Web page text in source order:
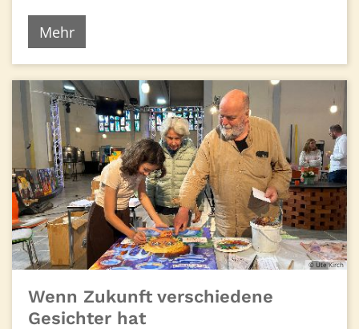
Mehr
© Ute Kirch
Wenn Zukunft verschiedene
Gesichter hat